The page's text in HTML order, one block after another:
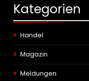
Kategorien
Handel
Magazin
Meldungen